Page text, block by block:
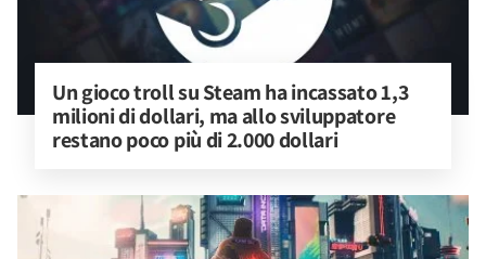
Un gioco troll su Steam ha incassato 1,3
milioni di dollari, ma allo sviluppatore
restano poco più di 2.000 dollari